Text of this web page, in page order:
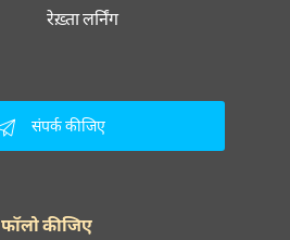
रेख़्ता लर्निंग
संपर्क कीजिए
फॉलो कीजिए